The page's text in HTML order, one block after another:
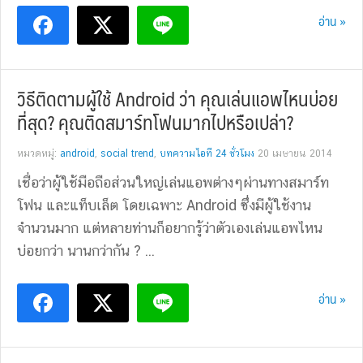
อ่าน »
วิธีติดตามผู้ใช้ Android ว่า คุณเล่นแอพไหนบ่อย
ที่สุด? คุณติดสมาร์ทโฟนมากไปหรือเปล่า?
หมวดหมู่: android , social trend , บทความไอที 24 ชั่วโมง 20 เมษายน 2014
เชื่อว่าผู้ใช้มือถือส่วนใหญ่เล่นแอพต่างๆผ่านทางสมาร์ท
โฟน และแท็บเล็ต โดยเฉพาะ Android ซึ่งมีผู้ใช้งาน
จำนวนมาก แต่หลายท่านก็อยากรู้ว่าตัวเองเล่นแอพไหน
บ่อยกว่า นานกว่ากัน ? ...
อ่าน »